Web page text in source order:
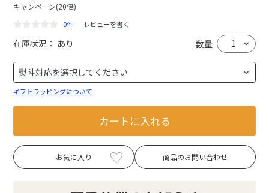
キャンペーン(20倍)
0件 レビューを書く
在庫状況： あり 数量
ギフトラッピングについて
カートに入れる
お気に入り 商品のお問い合わせ